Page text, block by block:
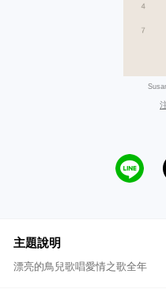
主題說明
漂亮的鳥兒歌唱愛情之歌全年